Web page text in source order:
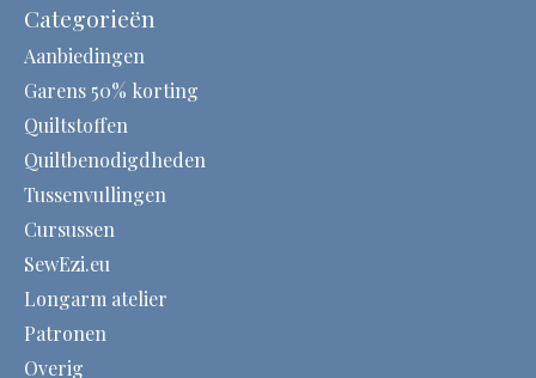
Categorieën
Aanbiedingen
Garens 50% korting
Quiltstoffen
Quiltbenodigdheden
Tussenvullingen
Cursussen
SewEzi.eu
Longarm atelier
Patronen
Overig